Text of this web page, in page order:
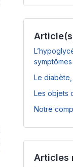
Le
Les objets
Notre
Articles